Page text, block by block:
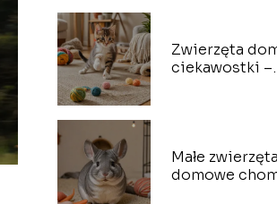
Zwierzęta
ciekawostki –
Małe zwierzęta
domowe